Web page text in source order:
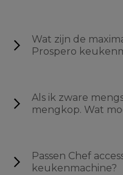
Wat zijn de
Prospero
Als ik zware
mengkop. Wat
Passen Chef
keukenmachine?